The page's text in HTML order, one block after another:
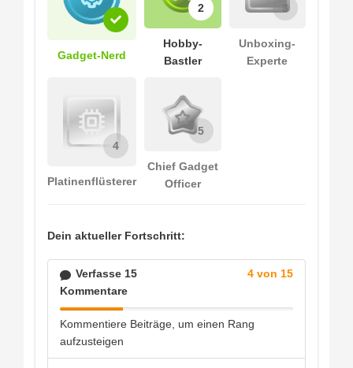
Gadget-Nerd
2
Hobby-
Bastler
3
Unboxing-
Experte
4
Platinenflüsterer
5
Chief Gadget
Officer
Dein aktueller Fortschritt:
Verfasse 15
Kommentare
4 von 15
Kommentiere Beiträge, um einen Rang
aufzusteigen